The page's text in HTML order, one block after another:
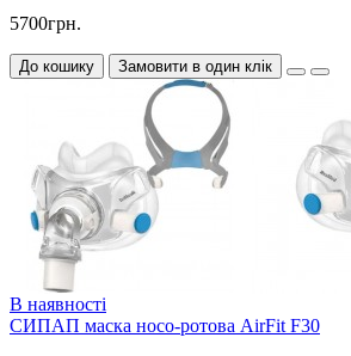
5700грн.
До кошику Замовити в один клік
В наявності
СИПАП маска носо-ротова AirFit F30